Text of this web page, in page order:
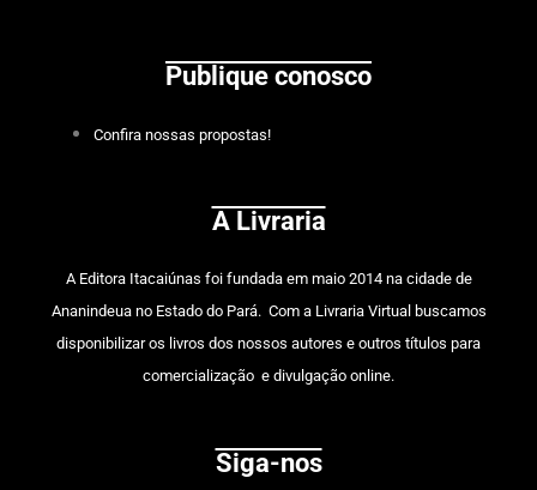
Publique conosco
Confira nossas propostas!
A Livraria
A Editora Itacaiúnas foi fundada em maio 2014 na cidade de
Ananindeua no Estado do Pará. Com a Livraria Virtual buscamos
disponibilizar os livros dos nossos autores e outros títulos para
comercialização e divulgação online.
Siga-nos